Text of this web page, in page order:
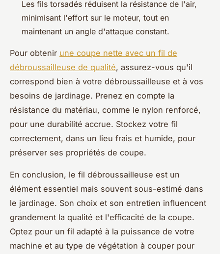
Les fils torsadés réduisent la résistance de l'air,
minimisant l'effort sur le moteur, tout en
maintenant un angle d'attaque constant.
Pour obtenir une coupe nette avec un fil de
débroussailleuse de qualité, assurez-vous qu'il
correspond bien à votre débroussailleuse et à vos
besoins de jardinage. Prenez en compte la
résistance du matériau, comme le nylon renforcé,
pour une durabilité accrue. Stockez votre fil
correctement, dans un lieu frais et humide, pour
préserver ses propriétés de coupe.
En conclusion, le fil débroussailleuse est un
élément essentiel mais souvent sous-estimé dans
le jardinage. Son choix et son entretien influencent
grandement la qualité et l'efficacité de la coupe.
Optez pour un fil adapté à la puissance de votre
machine et au type de végétation à couper pour